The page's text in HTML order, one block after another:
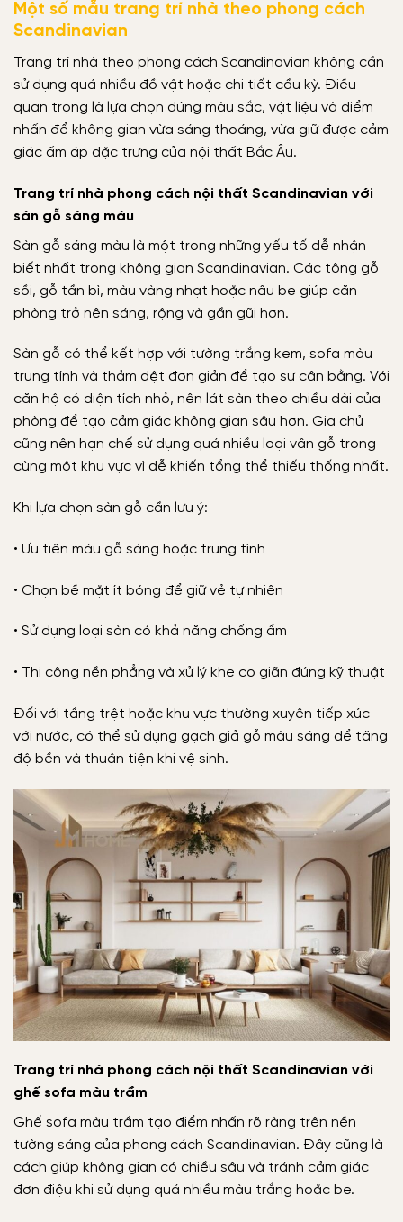
Một số mẫu trang trí nhà theo phong cách
Scandinavian
Trang trí nhà theo phong cách Scandinavian không cần
sử dụng quá nhiều đồ vật hoặc chi tiết cầu kỳ. Điều
quan trọng là lựa chọn đúng màu sắc, vật liệu và điểm
nhấn để không gian vừa sáng thoáng, vừa giữ được cảm
giác ấm áp đặc trưng của nội thất Bắc Âu.
Trang trí nhà phong cách nội thất Scandinavian với
sàn gỗ sáng màu
Sàn gỗ sáng màu là một trong những yếu tố dễ nhận
biết nhất trong không gian Scandinavian. Các tông gỗ
sồi, gỗ tần bì, màu vàng nhạt hoặc nâu be giúp căn
phòng trở nên sáng, rộng và gần gũi hơn.
Sàn gỗ có thể kết hợp với tường trắng kem, sofa màu
trung tính và thảm dệt đơn giản để tạo sự cân bằng. Với
căn hộ có diện tích nhỏ, nên lát sàn theo chiều dài của
phòng để tạo cảm giác không gian sâu hơn. Gia chủ
cũng nên hạn chế sử dụng quá nhiều loại vân gỗ trong
cùng một khu vực vì dễ khiến tổng thể thiếu thống nhất.
Khi lựa chọn sàn gỗ cần lưu ý:
• Ưu tiên màu gỗ sáng hoặc trung tính
• Chọn bề mặt ít bóng để giữ vẻ tự nhiên
• Sử dụng loại sàn có khả năng chống ẩm
• Thi công nền phẳng và xử lý khe co giãn đúng kỹ thuật
Đối với tầng trệt hoặc khu vực thường xuyên tiếp xúc
với nước, có thể sử dụng gạch giả gỗ màu sáng để tăng
độ bền và thuận tiện khi vệ sinh.
Trang trí nhà phong cách nội thất Scandinavian với
ghế sofa màu trầm
Ghế sofa màu trầm tạo điểm nhấn rõ ràng trên nền
tường sáng của phong cách Scandinavian. Đây cũng là
cách giúp không gian có chiều sâu và tránh cảm giác
đơn điệu khi sử dụng quá nhiều màu trắng hoặc be.